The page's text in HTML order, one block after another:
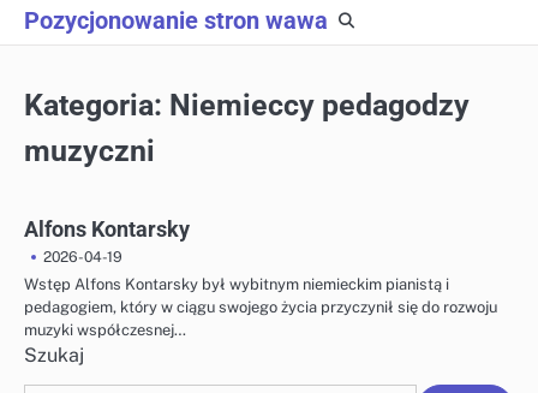
Skip
to
Pozycjonowanie stron wawa
Kategoria: Niemieccy pedagodzy
muzyczni
Alfons Kontarsky
2026-04-19
Wstęp Alfons Kontarsky był wybitnym niemieckim pianistą i
pedagogiem, który w ciągu swojego życia przyczynił się do rozwoju
muzyki współczesnej…
Szukaj